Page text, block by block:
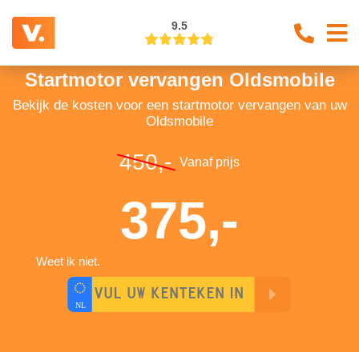
9.5
Startmotor vervangen Oldsmobile
Bekijk de kosten voor een startmotor vervangen van uw
Oldsmobile
450,- Vanaf prijs
375,-
Weet ik niet.